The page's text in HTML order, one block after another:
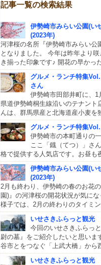
記事一覧の検索結果
伊勢崎市みらい公園(い
(2023年)
河津桜の名所『伊勢崎市みらい公
となりました。 今年は昨年より
き揃った印象です♪ 開花の早かっ
グルメ・ランチ特集
さん
伊勢崎市田部井町に、
県道伊勢崎桐生線沿いのテナン
んは、群馬県産と北海道産小麦を
グルメ・ランチ特集
伊勢崎市の本町通りの
ここ「鐡（てつ）」さ
格で提供する人気店です。お昼
伊勢崎市みらい公園(い
(2023年)
2月も終わり、伊勢崎の春のお花
園)』の河津桜の開花状況が気に
様子では、2月の終わりのタイミ
いせさきふらっと観光
今回のいせさきふらっ
尉の墓』をご紹介したいと思い
谷市とをつなぐ「上武大橋」から
いせさきふらっと観光